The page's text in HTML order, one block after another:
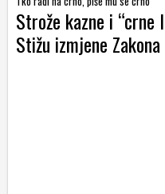
Strože kazne i “crne
Stižu izmjene